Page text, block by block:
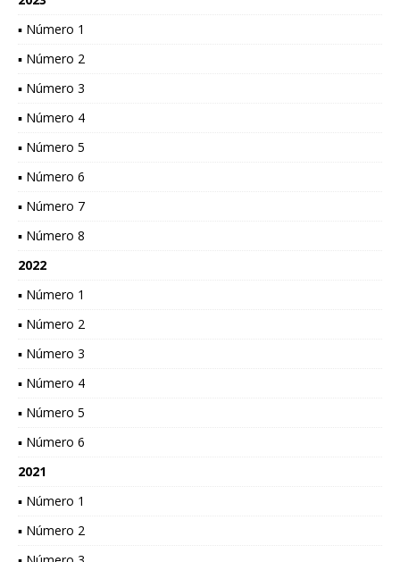
▪ Número 1
▪ Número 2
▪ Número 3
▪ Número 4
▪ Número 5
▪ Número 6
▪ Número 7
▪ Número 8
2022
▪ Número 1
▪ Número 2
▪ Número 3
▪ Número 4
▪ Número 5
▪ Número 6
2021
▪ Número 1
▪ Número 2